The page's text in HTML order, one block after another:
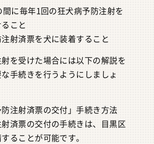
間に毎年1回の狂犬病予防注射を
こと
注射済票を犬に装着すること
を受けた場合には以下の解説を
手続きを行うようにしましょ
注射済票の交付」手続き方法
済票の交付の手続きは、目黒区
ることが可能です。